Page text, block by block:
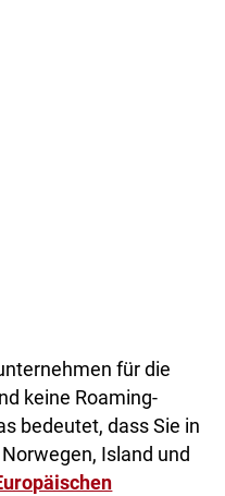
für die
keine Roaming-
bedeutet, dass Sie in
Island und